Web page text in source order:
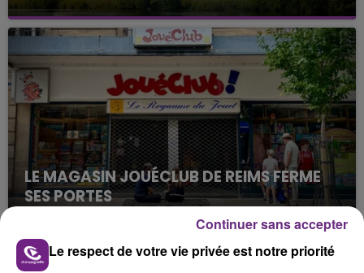
Cela fait déjà une semaine que la centrale
nucléaire ardennaise est à l'arrêt. Une situation
justifiée par la sécheresse intense qui est toujours
présente.
LE MAGASIN JOUÉCLUB DE REIMS FERME
SES PORTES
C'était l'une des institutions du centre-ville
rémois. Le magasin JouéClub est contraint de
fermer ses portes.
Le respect de votre vie privée est notre priorité
Continuer sans accepter